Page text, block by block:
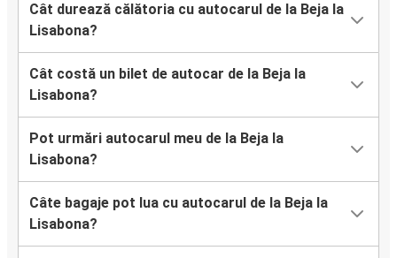
Cât durează călătoria cu autocarul de la Beja la
Lisabona?
Cât costă un bilet de autocar de la Beja la
Lisabona?
Pot urmări autocarul meu de la Beja la
Lisabona?
Câte bagaje pot lua cu autocarul de la Beja la
Lisabona?